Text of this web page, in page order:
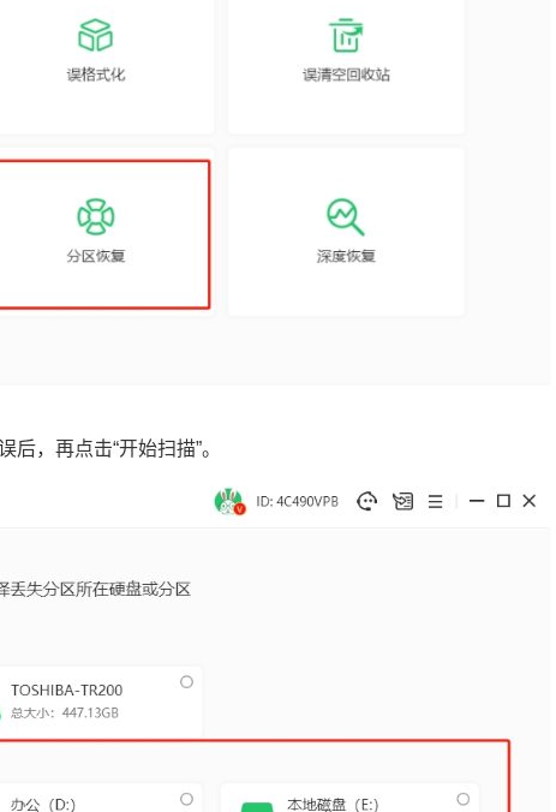
，再点击“开始扫描”。